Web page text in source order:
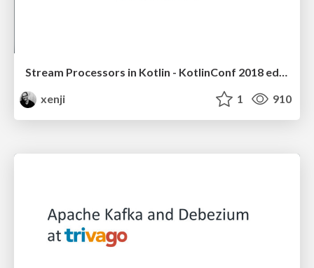
Stream Processors in Kotlin - KotlinConf 2018 edition
xenji
1 910